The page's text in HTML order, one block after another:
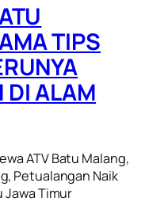
TIPS
DI ALAM
ATV Batu Malang,
Petualangan Naik
Jawa Timur